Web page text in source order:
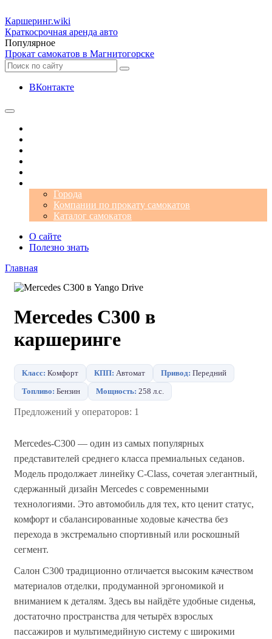
Каршеринг.wiki
Краткосрочная аренда авто
Популярное
Прокат самокатов в Магнитогорске
ВКонтакте
Города
Компании по прокату самокатов
Каталог самокатов
О сайте
Полезно знать
Главная
Mercedes C300 в
каршеринге
Класс: Комфорт КПП: Автомат Привод: Передний
Топливо: Бензин Мощность: 258 л.с.
Предложений у операторов: 1
Mercedes‑C300 — один из самых популярных
представителей среднего класса премиальных седанов.
Модель продолжает линейку C‑Class, сочетая элегантный,
сдержанный дизайн Mercedes с современными
технологиями. Это автомобиль для тех, кто ценит статус,
комфорт и сбалансированные ходовые качества без
перехода в экстремально спортивный или роскошный
сегмент.
Салон C300 традиционно отличается высоким качеством
материалов отделки, продуманной эргономикой и
вниманием к деталям. Здесь вы найдёте удобные сиденья,
достаточно пространства для четырёх взрослых
пассажиров и мультимедийную систему с широкими